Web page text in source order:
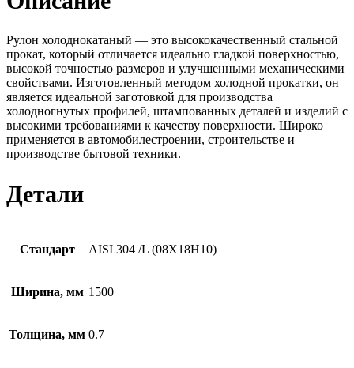
Рулон холоднокатаный — это высококачественный стальной
прокат, который отличается идеально гладкой поверхностью,
высокой точностью размеров и улучшенными механическими
свойствами. Изготовленный методом холодной прокатки, он
является идеальной заготовкой для производства
холодногнутых профилей, штампованных деталей и изделий с
высокими требованиями к качеству поверхности. Широко
применяется в автомобилестроении, строительстве и
производстве бытовой техники.
Детали
Стандарт AISI 304 /L (08Х18Н10)
Ширина, мм 1500
Толщина, мм 0.7